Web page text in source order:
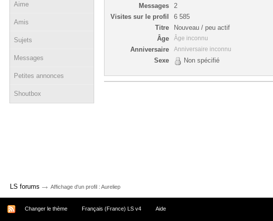
Aime
Amis
Sujets
Messages
Petites annonces
Shoutbox
Messages
2
Visites sur le profil
6 585
Titre
Nouveau / peu actif
Âge
Âge inconnu
Anniversaire Anniversaire inconnu
Sexe Non spécifié
LS forums → Affichage d'un profil : Aureliep
Changer le thème Français (France) LS v4 Aide